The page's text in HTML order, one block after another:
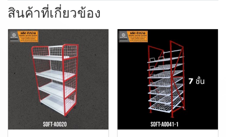
สินค้าที่เกี่ยวข้อง